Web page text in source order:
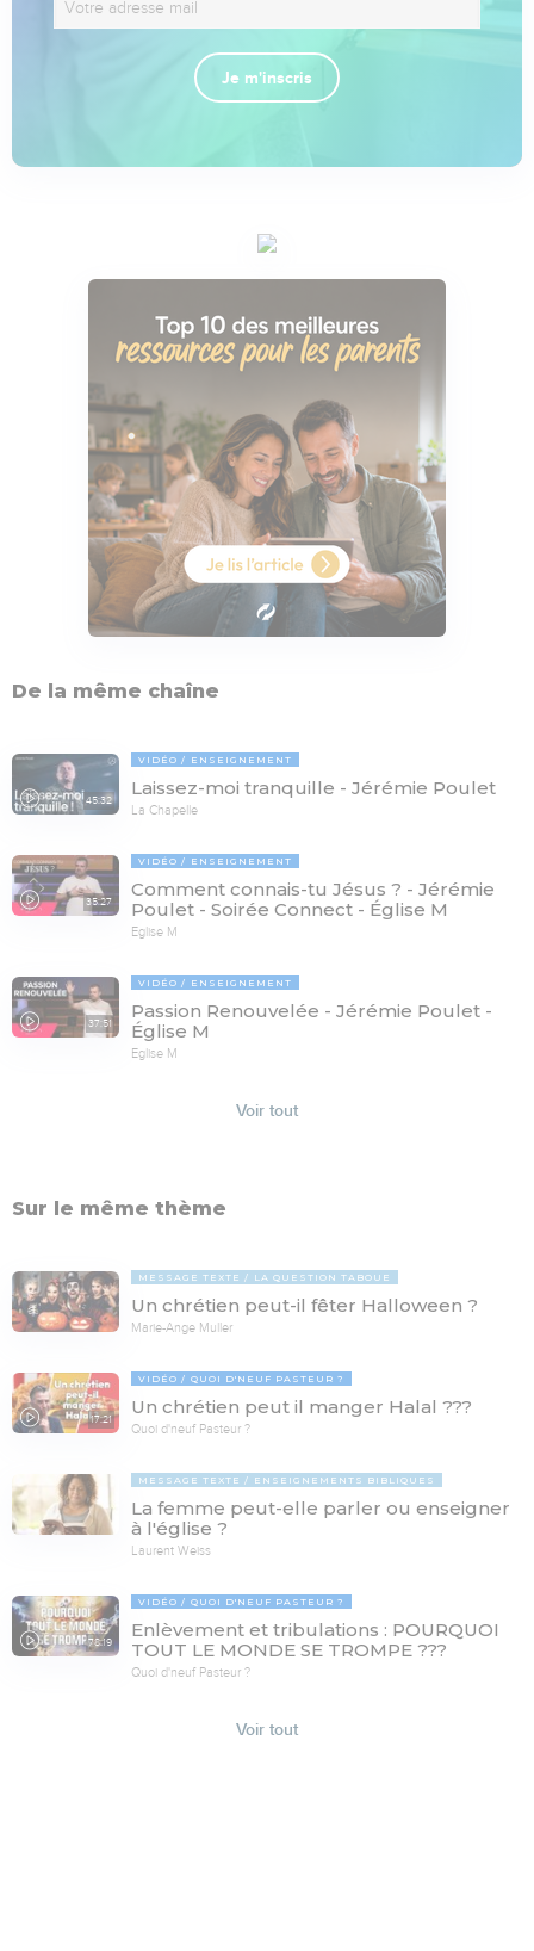
Je m'inscris
De la même chaîne
45:32
VIDÉO ENSEIGNEMENT
Laissez-moi tranquille - Jérémie Poulet
La Chapelle
35:27
VIDÉO ENSEIGNEMENT
Comment connais-tu Jésus ? - Jérémie
Poulet - Soirée Connect - Église M
Eglise M
37:51
VIDÉO ENSEIGNEMENT
Passion Renouvelée - Jérémie Poulet -
Église M
Eglise M
Voir tout
Sur le même thème
MESSAGE TEXTE LA QUESTION TABOUE
Un chrétien peut-il fêter Halloween ?
Marie-Ange Muller
17:21
VIDÉO QUOI D'NEUF PASTEUR ?
Un chrétien peut il manger Halal ???
Quoi d'neuf Pasteur ?
MESSAGE TEXTE ENSEIGNEMENTS BIBLIQUES
La femme peut-elle parler ou enseigner
à l'église ?
Laurent Weiss
78:19
VIDÉO QUOI D'NEUF PASTEUR ?
Enlèvement et tribulations : POURQUOI
TOUT LE MONDE SE TROMPE ???
Quoi d'neuf Pasteur ?
Voir tout